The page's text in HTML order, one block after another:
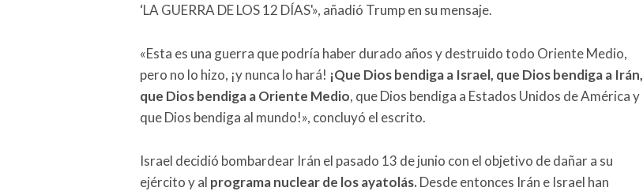
‘LA GUERRA DE LOS 12 DÍAS'», añadió Trump en su mensaje.
«Esta es una guerra que podría haber durado años y destruido todo Oriente Medio,
pero no lo hizo, ¡y nunca lo hará! ¡Que Dios bendiga a Israel, que Dios bendiga a Irán,
que Dios bendiga a Oriente Medio, que Dios bendiga a Estados Unidos de América y
que Dios bendiga al mundo!», concluyó el escrito.
Israel decidió bombardear Irán el pasado 13 de junio con el objetivo de dañar a su
ejército y al programa nuclear de los ayatolás. Desde entonces Irán e Israel han